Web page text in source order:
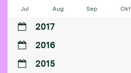
Jul Aug Sep Okt
2017
2016
2015